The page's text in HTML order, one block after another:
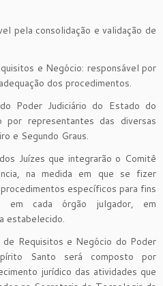
pela consolidação e validação de
e Negócio: responsável por
dos procedimentos.
Poder Judiciário do Estado do
por representantes das diversas
e Segundo Graus.
Juízes que integrarão o Comitê
na medida em que se fizer
específicos para fins
em cada órgão julgador, em
estabelecido.
Requisitos e Negócio do Poder
Santo será composto por
jurídico das atividades que